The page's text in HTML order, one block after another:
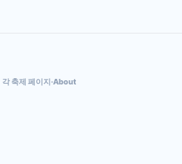
각 축제 페이지·About